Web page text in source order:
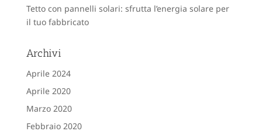
Tetto con pannelli solari: sfrutta l’energia solare per
il tuo fabbricato
Archivi
Aprile 2024
Aprile 2020
Marzo 2020
Febbraio 2020